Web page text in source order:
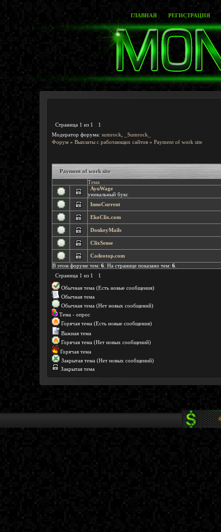
ГЛАВНАЯ РЕГИСТРАЦИЯ
Страница 1 из 1
1
Модератор форума: sumrock
_Sumrock_
Форум » Выплаты с работающих сайтов » Payment of work site
Payment of work site
Тема
AyuWage
уникальный букс
InnoCurrent
EkoClix.com
DonkeyMails
ClixSense
Codeotop.com
В этом форуме тем: 6 . На странице показано тем: 6
Страница 1 из 1 1
Обычная тема (Есть новые сообщения)
Обычная тема
Обычная тема (Нет новых сообщений)
Тема - опрос
Горячая тема (Есть новые сообщения)
Важная тема
Горячая тема (Нет новых сообщений)
Горячая тема
Закрытая тема (Нет новых сообщений)
Закрытая тема